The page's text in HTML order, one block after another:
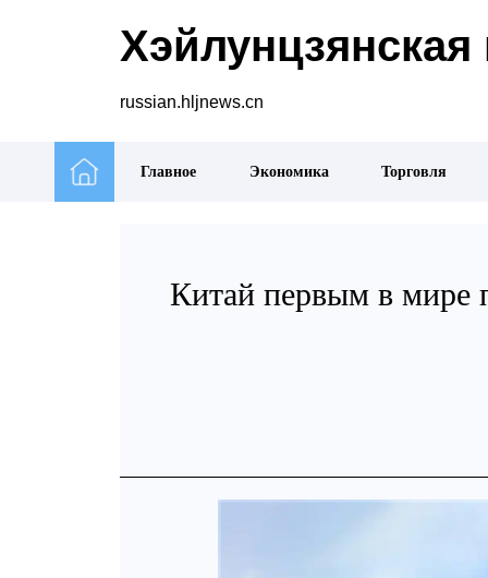
Хэйлунцзянская
russian.hljnews.cn
Главное Экономика Торговля
Китай первым в мире